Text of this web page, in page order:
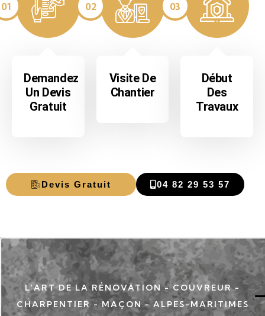
01
Demandez
Un Devis
Gratuit
02
Visite De
Chantier
03
Début
Des
Travaux
Devis Gratuit 04 82 29 53 57
L'ART DE LA RÉNOVATION - COUVREUR -
CHARPENTIER - MAÇON - ALPES-MARITIMES